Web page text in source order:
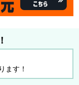
ます！